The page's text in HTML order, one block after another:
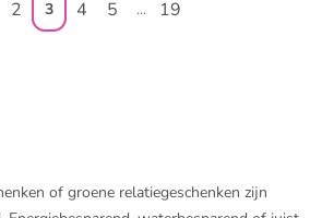
2 3 4 5 ... 19
of groene relatiegeschenken zijn